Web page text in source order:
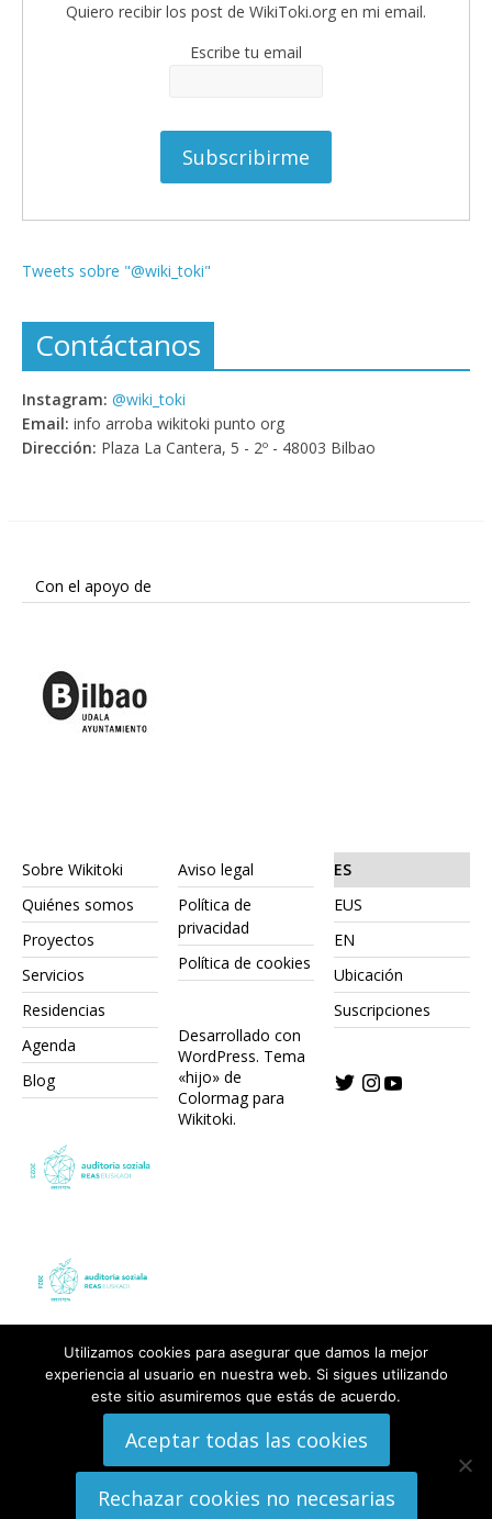
Quiero recibir los post de WikiToki.org en mi email.
Escribe tu email
Tweets sobre "@wiki_toki"
Contáctanos
Instagram: @wiki_toki
Email: info arroba wikitoki punto org
Dirección: Plaza La Cantera, 5 - 2º - 48003 Bilbao
Con el apoyo de
Sobre Wikitoki
Quiénes somos
Proyectos
Servicios
Residencias
Agenda
Blog
Aviso legal
Política de
privacidad
Política de cookies
Desarrollado con
WordPress. Tema
«hijo» de
Colormag para
Wikitoki.
ES
EUS
EN
Ubicación
Suscripciones
Utilizamos cookies para asegurar que damos la mejor
experiencia al usuario en nuestra web. Si sigues utilizando
este sitio asumiremos que estás de acuerdo.
Aceptar todas las cookies
Rechazar cookies no necesarias